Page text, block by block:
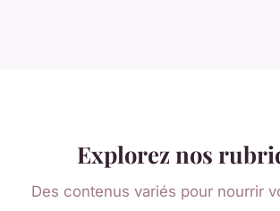
Explorez nos
Des contenus variés pour nourrir